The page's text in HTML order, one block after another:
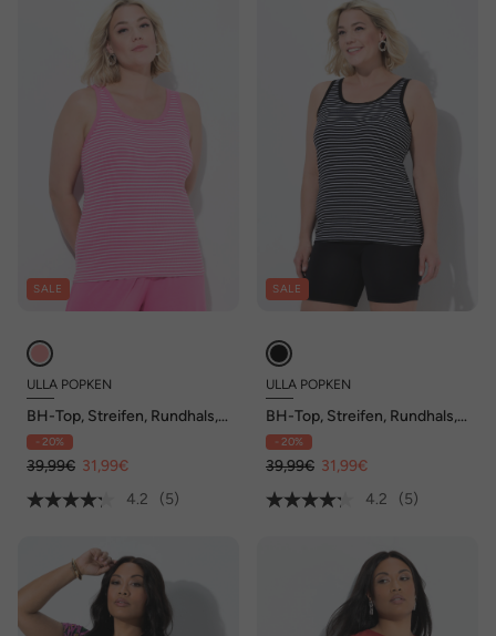
SALE
ULLA POPKEN
BH-Top, Streifen, Rundhals,
ärmellos, eingearbeiteter BH
- 20%
39,99€ 31,99€
4.2
(5)
SALE
ULLA POPKEN
BH-Top, Streifen, Rundhals,
ärmellos, eingearbeiteter BH
- 20%
39,99€ 31,99€
4.2
(5)